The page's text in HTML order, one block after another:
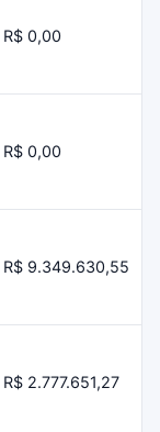
R$ 0,00
R$ 0,00
R$ 9.349.630,55
R$ 2.777.651,27